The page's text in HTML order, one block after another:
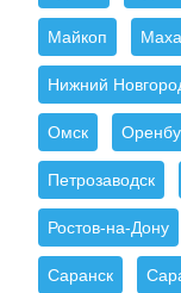
Майкоп
Нижний
Омск
Петрозаводск
Ростов-на-Дону
Саранск